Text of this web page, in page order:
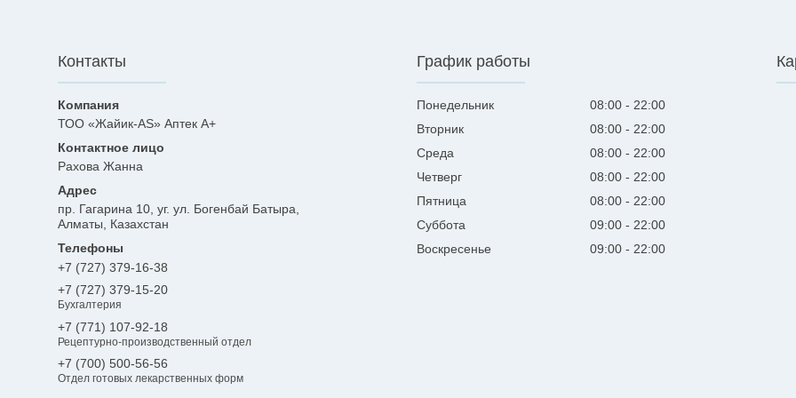
Контакты
ТОО «Жайик-AS» Аптек А+
Рахова Жанна
пр. Гагарина 10, уг. ул. Богенбай Батыра,
Алматы, Казахстан
+7 (727) 379-16-38
+7 (727) 379-15-20
Бухгалтерия
+7 (771) 107-92-18
Рецептурно-производственный отдел
+7 (700) 500-56-56
Отдел готовых лекарственных форм
График работы
Понедельник 08:00
22:00
Вторник
08:00
22:00
Среда
08:00
22:00
Четверг
08:00
22:00
Пятница
08:00
22:00
Суббота
09:00
22:00
Воскресенье
09:00 22:00